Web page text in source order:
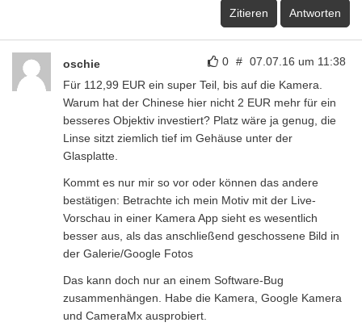
Zitieren Antworten
0 # 07.07.16 um 11:38
oschie
Für 112,99 EUR ein super Teil, bis auf die Kamera.
Warum hat der Chinese hier nicht 2 EUR mehr für ein
besseres Objektiv investiert? Platz wäre ja genug, die
Linse sitzt ziemlich tief im Gehäuse unter der
Glasplatte.
Kommt es nur mir so vor oder können das andere
bestätigen: Betrachte ich mein Motiv mit der Live-
Vorschau in einer Kamera App sieht es wesentlich
besser aus, als das anschließend geschossene Bild in
der Galerie/Google Fotos
Das kann doch nur an einem Software-Bug
zusammenhängen. Habe die Kamera, Google Kamera
und CameraMx ausprobiert.